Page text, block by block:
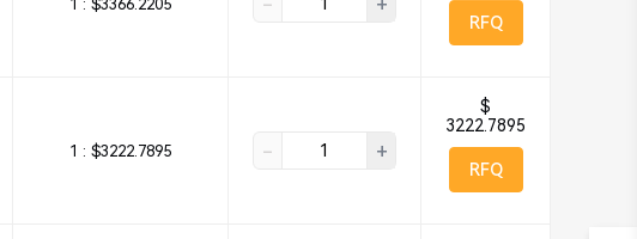
1 : $3366.2205
RFQ
1 : $3222.7895 - +
$
3222.7895
RFQ